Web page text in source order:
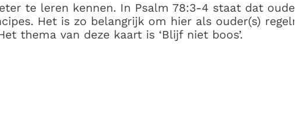
te leren kennen. In Psalm 78:3-4 staat dat
Het is zo belangrijk om hier als ouder(s)
thema van deze kaart is ‘Blijf niet boos’.